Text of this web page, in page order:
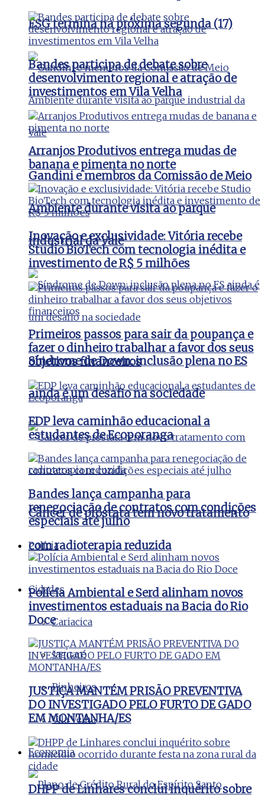
ESG termina na próxima segunda (17)
Gandini e membros da Comissão de Meio
Ambiente durante visita ao parque
industrial da Vale
Síndrome de Down: inclusão plena no ES
ainda é um desafio na sociedade
Câncer de próstata tem novo tratamento
com radioterapia reduzida
Cidades
Cariacica
Jaguaré
Pinheiros
Vila Velha
Economia
Bandes participa de debate sobre
desenvolvimento regional e atração de
investimentos em Vila Velha
Arranjos Produtivos entrega mudas de
banana e pimenta no norte
Inovação e exclusividade: Vitória recebe
Studio BioTech com tecnologia inédita e
investimento de R$ 5 milhões
Primeiros passos para sair da poupança e
fazer o dinheiro trabalhar a favor dos seus
objetivos financeiros
EDP leva caminhão educacional a
estudantes de Ecoporanga
Bandes lança campanha para
renegociação de contratos com condições
especiais até julho
Polícia
Polícia Ambiental e Serd alinham novos
investimentos estaduais na Bacia do Rio
Doce
JUSTIÇA MANTÉM PRISÃO PREVENTIVA
DO INVESTIGADO PELO FURTO DE GADO
EM MONTANHA/ES
DHPP de Linhares conclui inquérito sobre